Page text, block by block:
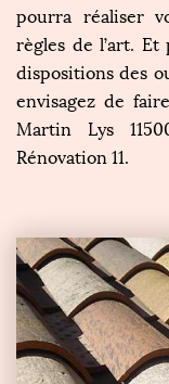
pourra réaliser
règles de l’art.
dispositions des
envisagez de
Martin Lys
Rénovation 11.